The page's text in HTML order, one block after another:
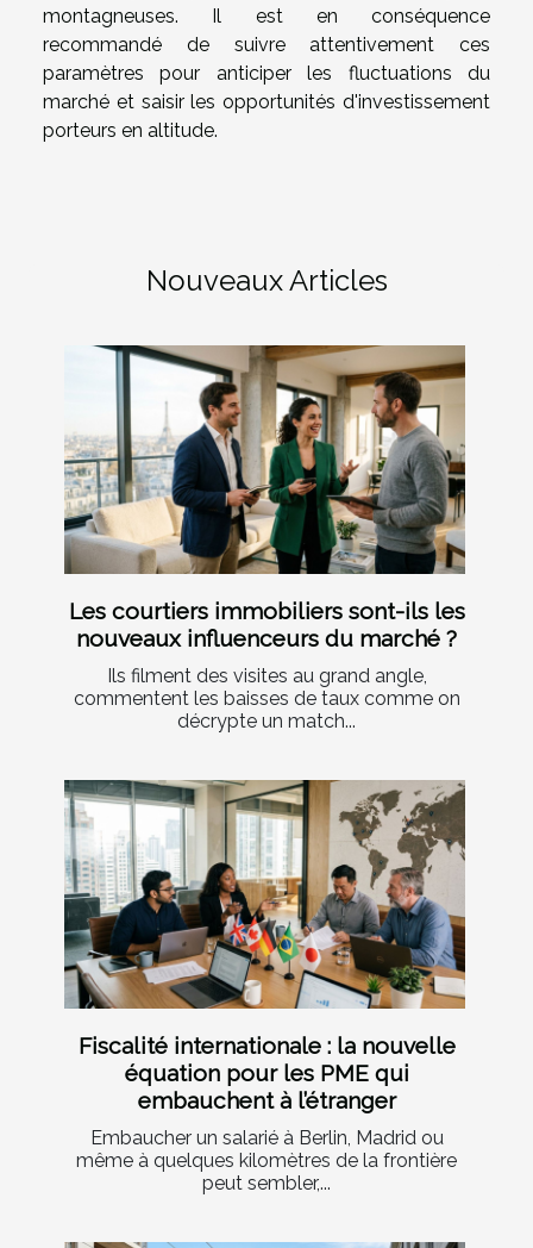
montagneuses. Il est en conséquence
recommandé de suivre attentivement ces
paramètres pour anticiper les fluctuations du
marché et saisir les opportunités d'investissement
porteurs en altitude.
Nouveaux Articles
Les courtiers immobiliers sont-ils les
nouveaux influenceurs du marché ?
Ils filment des visites au grand angle,
commentent les baisses de taux comme on
décrypte un match...
Fiscalité internationale : la nouvelle
équation pour les PME qui
embauchent à l’étranger
Embaucher un salarié à Berlin, Madrid ou
même à quelques kilomètres de la frontière
peut sembler,...